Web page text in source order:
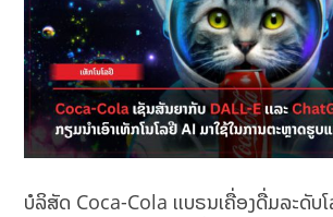
ບໍລິສັດ Coca-Cola ເເບຣນເຄື່ອງດື່ມລະດັບ